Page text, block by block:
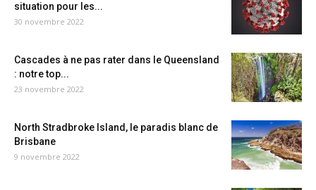
situation pour les...
30 novembre 2022
Cascades à ne pas rater dans le Queensland
: notre top...
23 novembre 2022
North Stradbroke Island, le paradis blanc de
Brisbane
9 novembre 2022